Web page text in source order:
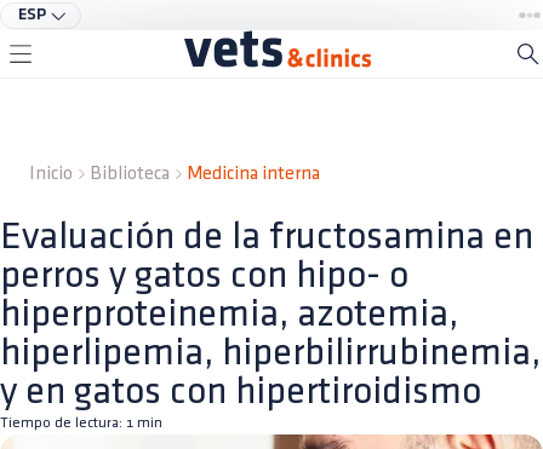
ESP
Inicio Biblioteca Medicina interna
Evaluación de la fructosamina en
perros y gatos con hipo- o
hiperproteinemia, azotemia,
hiperlipemia, hiperbilirrubinemia,
y en gatos con hipertiroidismo
Tiempo de lectura: 1 min